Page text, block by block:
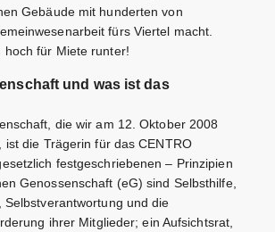
Gebäude mit hunderten von
fürs Viertel macht.
hoch für Miete runter!
und was ist das
die wir am 12. Oktober 2008
ist die Trägerin für das CENTRO
festgeschriebenen – Prinzipien
Genossenschaft (eG) sind Selbsthilfe,
Selbstverantwortung und die
ihrer Mitglieder; ein Aufsichtsrat,